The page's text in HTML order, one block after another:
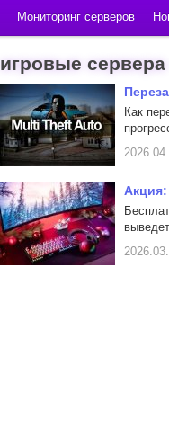
Мониторинг серверов
игровые сервера
Как